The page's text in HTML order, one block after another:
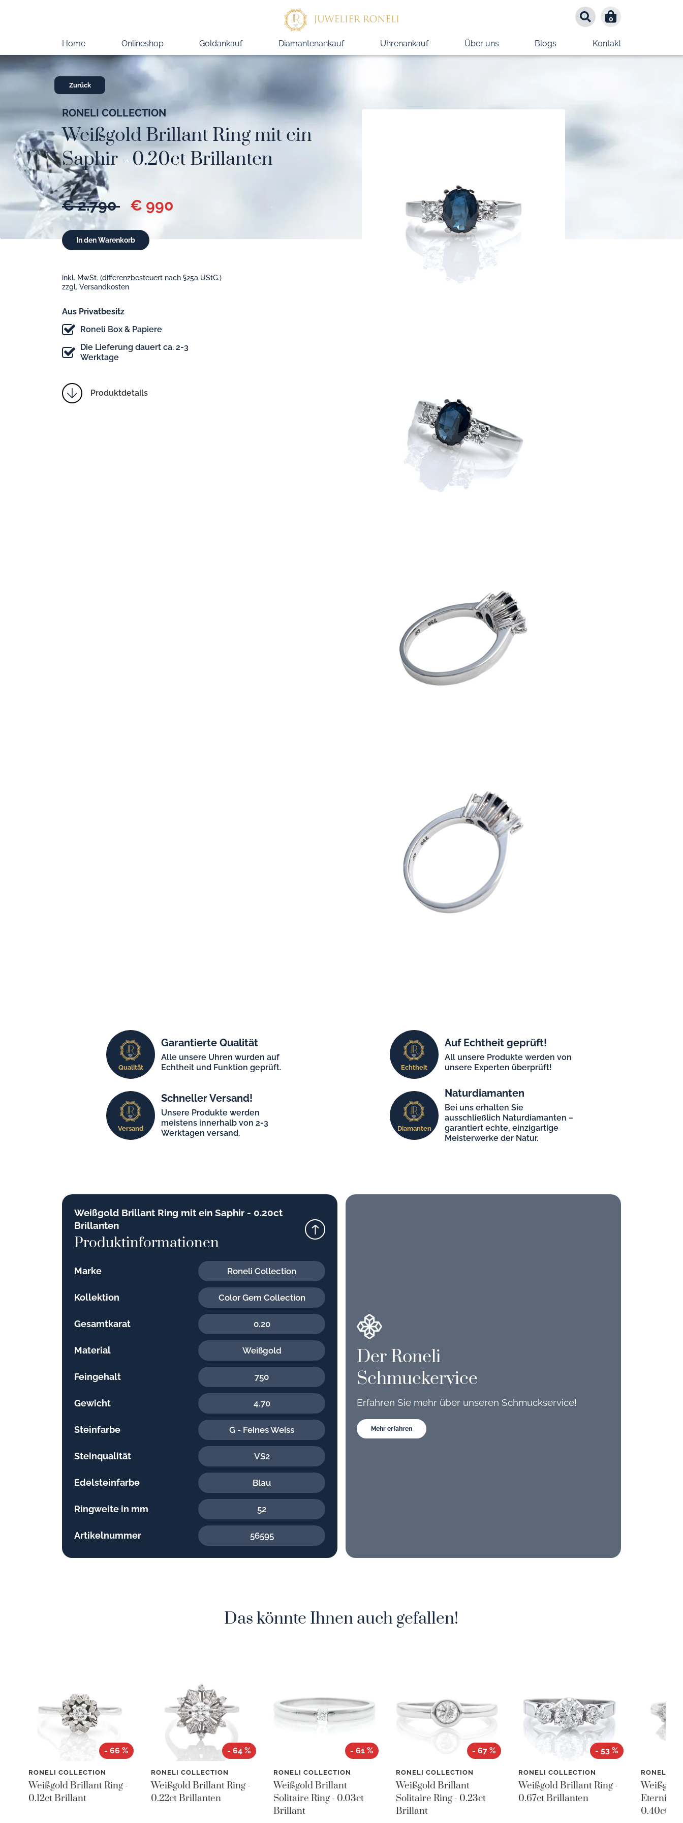
0
Home Onlineshop Goldankauf Diamantenankauf Uhrenankauf Über uns Blogs Kontakt
Zurück
RONELI COLLECTION
Weißgold Brillant Ring mit ein
Saphir - 0.20ct Brillanten
€ 2.790 € 990
inkl. MwSt. (differenzbesteuert nach §25a UStG.)
zzgl. Versandkosten
Aus Privatbesitz
Roneli Box & Papiere
Die Lieferung dauert ca. 2-3
Werktage
Produktdetails
Qualität
Garantierte Qualität
Alle unsere Uhren wurden auf
Echtheit und Funktion geprüft.
Echtheit
Auf Echtheit geprüft!
All unsere Produkte werden von
unsere Experten überprüft!
Versand
Schneller Versand!
Unsere Produkte werden
meistens innerhalb von 2-3
Werktagen versand.
Diamanten
Naturdiamanten
Bei uns erhalten Sie
ausschließlich Naturdiamanten –
garantiert echte, einzigartige
Meisterwerke der Natur.
Weißgold Brillant Ring mit ein Saphir - 0.20ct
Brillanten
Produktinformationen
Marke Roneli Collection
Kollektion Color Gem Collection
Gesamtkarat 0.20
Material Weißgold
Feingehalt 750
Gewicht 4.70
Steinfarbe G - Feines Weiss
Steinqualität VS2
Edelsteinfarbe Blau
Ringweite in mm 52
Artikelnummer 56595
Der Roneli
Schmuckervice
Erfahren Sie mehr über unseren Schmuckservice!
Mehr erfahren
Das könnte Ihnen auch gefallen!
- 66 %
RONELI COLLECTION
Weißgold Brillant Ring -
0.12ct Brillant
- 64 %
RONELI COLLECTION
Weißgold Brillant Ring -
0.22ct Brillanten
- 61 %
RONELI COLLECTION
Weißgold Brillant
Solitaire Ring - 0.03ct
Brillant
- 67 %
RONELI COLLECTION
Weißgold Brillant
Solitaire Ring - 0.23ct
Brillant
- 53 %
RONELI COLLECTION
Weißgold Brillant Ring -
0.67ct Brillanten
RONELI
Eternity
0.40ct